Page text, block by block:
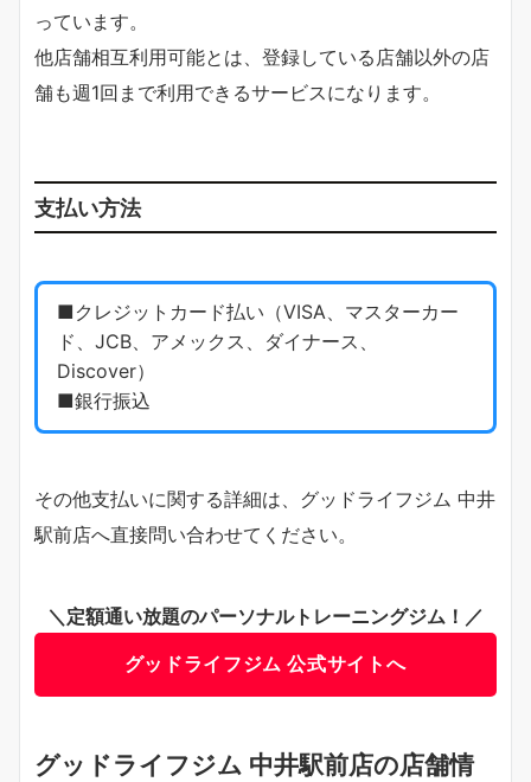
っています。
他店舗相互利用可能とは、登録している店舗以外の店
舗も週1回まで利用できるサービスになります。
支払い方法
■クレジットカード払い（VISA、マスターカー
ド、JCB、アメックス、ダイナース、
Discover）
■銀行振込
その他支払いに関する詳細は、グッドライフジム 中井
駅前店へ直接問い合わせてください。
＼定額通い放題のパーソナルトレーニングジム！／
グッドライフジム 公式サイトへ
グッドライフジム 中井駅前店の店舗情